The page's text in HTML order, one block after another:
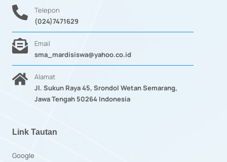
Telepon
(024)7471629
Email
sma_mardisiswa@yahoo.co.id
Alamat
Jl. Sukun Raya 45, Srondol Wetan Semarang,
Jawa Tengah 50264 Indonesia
Link Tautan
Google